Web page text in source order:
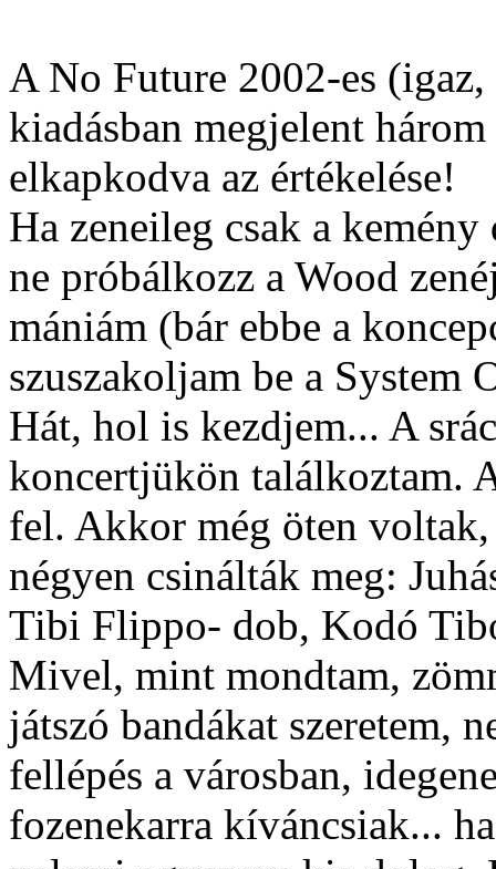
A No Future 2002-es
kiadásban megjelent
elkapkodva az értékelése!
Ha zeneileg csak a
ne próbálkozz a Wood
mániám (bár ebbe a
szuszakoljam be a System
Hát, hol is kezdjem... A
koncertjükön találkoztam.
fel. Akkor még öten
négyen csinálták meg:
Tibi Flippo- dob, Kodó
Mivel, mint mondtam,
játszó bandákat szeretem,
fellépés a városban,
fozenekarra kíváncsiak...